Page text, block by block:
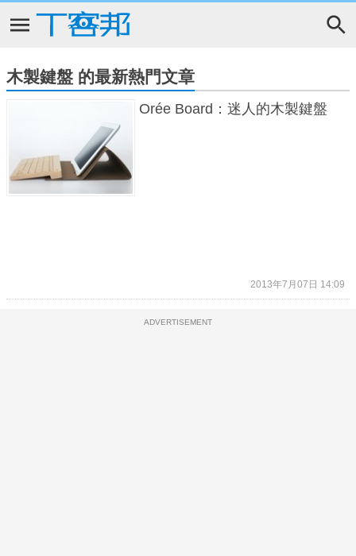
木製鍵盤 的最新熱門文章
Orée Board：迷人的木製鍵盤
2013年7月07日 14:09
ADVERTISEMENT